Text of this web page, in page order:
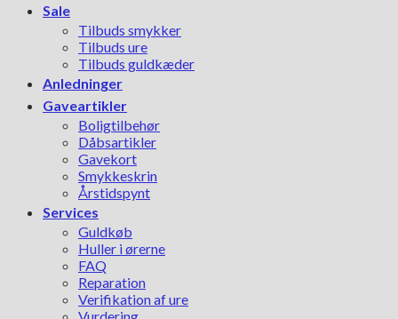
Sale
Tilbuds smykker
Tilbuds ure
Tilbuds guldkæder
Anledninger
Gaveartikler
Boligtilbehør
Dåbsartikler
Gavekort
Smykkeskrin
Årstidspynt
Services
Guldkøb
Huller i ørerne
FAQ
Reparation
Verifikation af ure